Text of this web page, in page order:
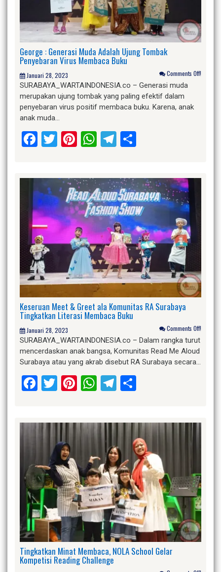
George : Generasi Muda Adalah Ujung Tombak
Penyebaran Virus Membaca Buku
Januari 28, 2023 Comments Off!
SURABAYA_WARTAINDONESIA.co – Generasi muda
merupakan ujung tombak yang paling efektif dalam
penyebaran virus positif membaca buku. Karena, anak
anak muda…
Facebook
Twitter
Pinterest
WhatsApp
Telegram
Keseruan Meet & Greet ala Komunitas RA Surabaya
Tingkatkan Literasi Membaca Buku
Januari 28, 2023 Comments Off!
SURABAYA_WARTAINDONESIA.co – Dalam rangka turut
mencerdaskan anak bangsa, Komunitas Read Me Aloud
Surabaya atau yang akrab disebut RA Surabaya secara…
Facebook
Twitter
Pinterest
WhatsApp
Telegram
Tingkatkan Minat Membaca, NOLA School Gelar
Kompetisi Reading Challenge